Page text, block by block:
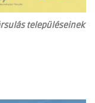
településeinek